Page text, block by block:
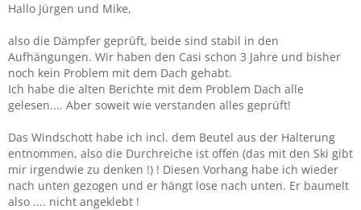
Hallo Jürgen und Mike,
also die Dämpfer geprüft, beide sind stabil in den
Aufhängungen. Wir haben den Casi schon 3 Jahre und bisher
noch kein Problem mit dem Dach gehabt.
Ich habe die alten Berichte mit dem Problem Dach alle
gelesen.... Aber soweit wie verstanden alles geprüft!
Das Windschott habe ich incl. dem Beutel aus der Halterung
entnommen, also die Durchreiche ist offen (das mit den Ski gibt
mir irgendwie zu denken !) ! Diesen Vorhang habe ich wieder
nach unten gezogen und er hängt lose nach unten. Er baumelt
also .... nicht angeklebt !